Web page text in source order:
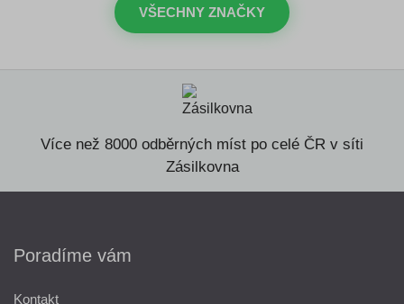
VŠECHNY ZNAČKY
Více než 8000 odběrných míst po celé ČR v síti
Zásilkovna
Poradíme vám
Kontakt